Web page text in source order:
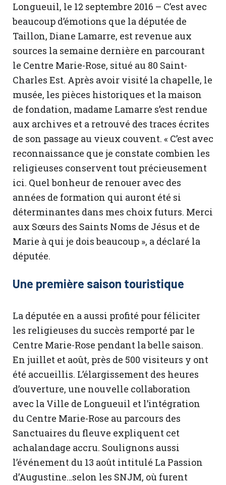
Longueuil, le 12 septembre 2016 – C’est avec
beaucoup d’émotions que la députée de
Taillon, Diane Lamarre, est revenue aux
sources la semaine dernière en parcourant
le Centre Marie-Rose, situé au 80 Saint-
Charles Est. Après avoir visité la chapelle, le
musée, les pièces historiques et la maison
de fondation, madame Lamarre s’est rendue
aux archives et a retrouvé des traces écrites
de son passage au vieux couvent. « C’est avec
reconnaissance que je constate combien les
religieuses conservent tout précieusement
ici. Quel bonheur de renouer avec des
années de formation qui auront été si
déterminantes dans mes choix futurs. Merci
aux Sœurs des Saints Noms de Jésus et de
Marie à qui je dois beaucoup », a déclaré la
députée.
Une première saison touristique
La députée en a aussi profité pour féliciter
les religieuses du succès remporté par le
Centre Marie-Rose pendant la belle saison.
En juillet et août, près de 500 visiteurs y ont
été accueillis. L’élargissement des heures
d’ouverture, une nouvelle collaboration
avec la Ville de Longueuil et l’intégration
du Centre Marie-Rose au parcours des
Sanctuaires du fleuve expliquent cet
achalandage accru. Soulignons aussi
l’événement du 13 août intitulé La Passion
d’Augustine…selon les SNJM, où furent